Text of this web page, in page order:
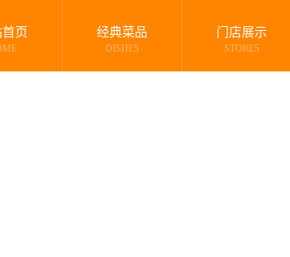
首页 经典菜品
DISHES
门店展示
STORES